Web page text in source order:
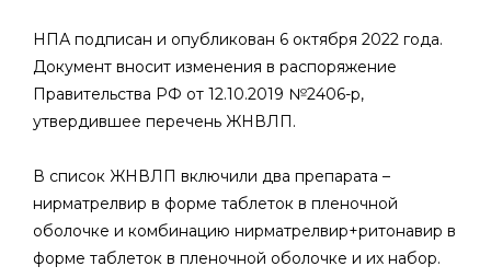
НПА подписан и опубликован 6 октября 2022 года.
Документ вносит изменения в распоряжение
Правительства РФ от 12.10.2019 №2406-р,
утвердившее перечень ЖНВЛП.
В список ЖНВЛП включили два препарата –
нирматрелвир в форме таблеток в пленочной
оболочке и комбинацию нирматрелвир+ритонавир в
форме таблеток в пленочной оболочке и их набор.